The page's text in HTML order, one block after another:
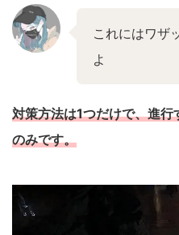
これにはワザ
よ
対策方法は1つだけで、進
のみです。